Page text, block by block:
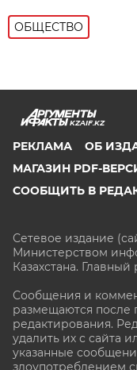
ОБЩЕСТВО
KZAIF.KZ
РЕКЛАМА
ОБ
МАГАЗИН PDF-
СООБЩИТЬ В
Сетевое издание
Министерством
Казахстана.
Сообщения и
размещаются после
редактирования.
удалить их с сайта
указанные
злоупотреблением